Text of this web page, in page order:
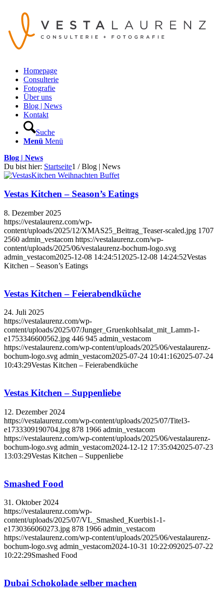
Homepage
Consulterie
Fotografie
Über uns
Blog | News
Kontakt
Suche
Menü Menü
Blog | News
Du bist hier: Startseite1 / Blog | News
Vestas Kitchen – Season’s Eatings
8. Dezember 2025
https://vestalaurenz.com/wp-
content/uploads/2025/12/XMAS25_Beitrag_Teaser-scaled.jpg 1707
2560 admin_vestacom https://vestalaurenz.com/wp-
content/uploads/2025/06/vestalaurenz-bochum-logo.svg
admin_vestacom2025-12-08 14:24:51 2025-12-08 14:24:52Vestas
Kitchen – Season’s Eatings
Vestas Kitchen – Feierabendküche
24. Juli 2025
https://vestalaurenz.com/wp-
content/uploads/2025/07/Junger_Gruenkohlsalat_mit_Lamm-1-
e1753346600562.jpg 446 945 admin_vestacom
https://vestalaurenz.com/wp-content/uploads/2025/06/vestalaurenz-
bochum-logo.svg admin_vestacom2025-07-24 10:41:162025-07-24
10:43:29Vestas Kitchen – Feierabendküche
Vestas Kitchen – Suppenliebe
12. Dezember 2024
https://vestalaurenz.com/wp-content/uploads/2025/07/Titel3-
e1733309190704.jpg 878 1966 admin_vestacom
https://vestalaurenz.com/wp-content/uploads/2025/06/vestalaurenz-
bochum-logo.svg admin_vestacom2024-12-12 17:35:042025-07-23
13:03:29Vestas Kitchen – Suppenliebe
Smashed Food
31. Oktober 2024
https://vestalaurenz.com/wp-
content/uploads/2025/07/VL_Smashed_Kuerbis1-1-
e1730366060273.jpg 878 1966 admin_vestacom
https://vestalaurenz.com/wp-content/uploads/2025/06/vestalaurenz-
bochum-logo.svg admin_vestacom2024-10-31 10:22:092025-07-22
10:22:29Smashed Food
Dubai Schokolade selber machen